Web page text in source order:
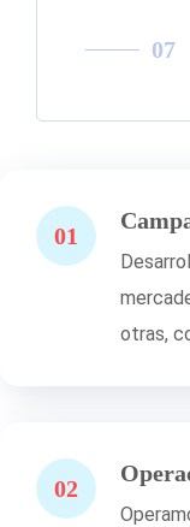
07
01
otras,
02